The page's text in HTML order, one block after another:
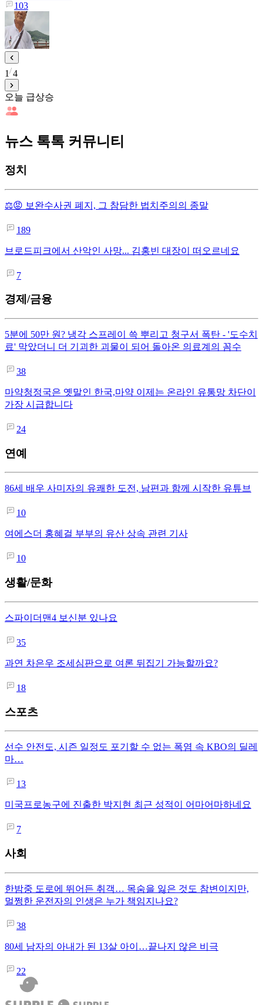
103
1 4
오늘 급상승
뉴스 톡톡 커뮤니티
정치
⚖️😡 보완수사권 폐지, 그 참담한 법치주의의 종말
189
브로드피크에서 산악인 사망... 김홍빈 대장이 떠오르네요
7
경제/금융
5분에 50만 원? 냉각 스프레이 쓱 뿌리고 청구서 폭탄 - '도수치
료' 막았더니 더 기괴한 괴물이 되어 돌아온 의료계의 꼼수
38
마약청정국은 옛말인 한국,마약 이제는 온라인 유통망 차단이
가장 시급합니다
24
연예
86세 배우 사미자의 유쾌한 도전, 남편과 함께 시작한 유튜브
10
여에스더 홍혜걸 부부의 유산 상속 관련 기사
10
생활/문화
스파이더맨4 보신분 있나요
35
과연 차은우 조세심판으로 여론 뒤집기 가능할까요?
18
스포츠
선수 안전도, 시즌 일정도 포기할 수 없는 폭염 속 KBO의 딜레
마…
13
미국프로농구에 진출한 박지현 최근 성적이 어마어마하네요
7
사회
한밤중 도로에 뛰어든 취객… 목숨을 잃은 것도 참변이지만,
멀쩡한 운전자의 인생은 누가 책임지나요?
38
80세 남자의 아내가 된 13살 아이…끝나지 않은 비극
22